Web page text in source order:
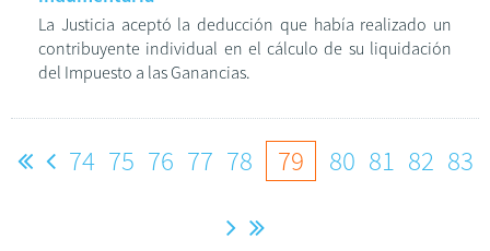
La Justicia aceptó la deducción que había realizado un
contribuyente individual en el cálculo de su liquidación
del Impuesto a las Ganancias.
74 75 76 77 78 79 80 81 82 83